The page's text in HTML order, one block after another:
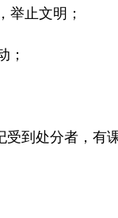
举止文明；
；
到处分者，有